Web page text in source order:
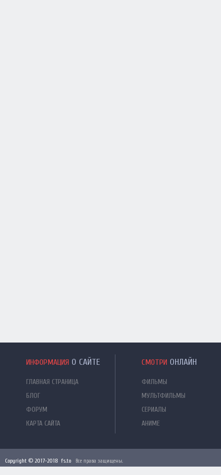
ИНФОРМАЦИЯ О САЙТЕ
ГЛАВНАЯ СТРАНИЦА
БЛОГ
ФОРУМ
КАРТА САЙТА
СМОТРИ ОНЛАЙН
ФИЛЬМЫ
МУЛЬТФИЛЬМЫ
СЕРИАЛЫ
АНИМЕ
Copyright © 2017-2018 fs.to Все права защищены.